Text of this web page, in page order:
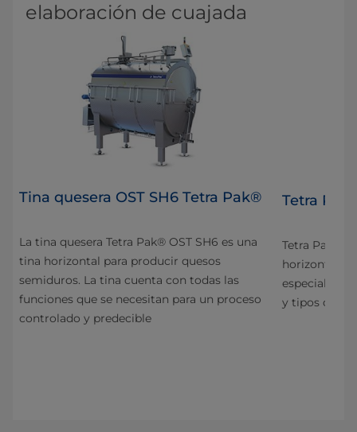
elaboración de cuajada
Tina quesera OST SH6 Tetra Pak®
La tina quesera Tetra Pak® OST SH6 es una
tina horizontal para producir quesos
semiduros. La tina cuenta con todas las
funciones que se necesitan para un proceso
controlado y predecible
Tetra
Tetra Pak®
horizontal
especial la
y tipos de